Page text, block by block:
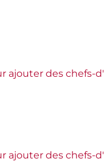
ajouter des chefs-
ajouter des chefs-